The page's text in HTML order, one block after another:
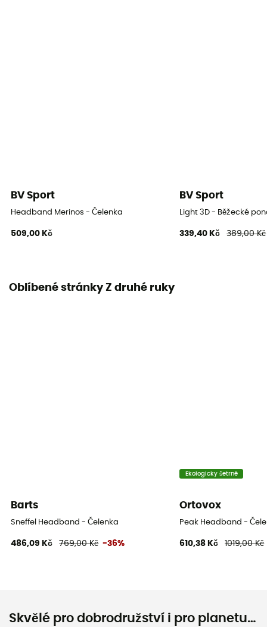
BV Sport
Headband Merinos - Čelenka
509,00 Kč
BV Sport
Light 3D - Běžecké
339,40 Kč 389,00 Kč
Oblíbené stránky Z druhé ruky
Barts
Sneffel Headband - Čelenka
486,09 Kč 769,00 Kč -36%
Ekologicky šetrné
Ortovox
Peak Headband -
610,38 Kč 1019,00 Kč
Skvělé pro dobrodružství i pro planetu…